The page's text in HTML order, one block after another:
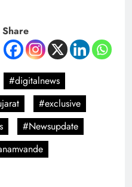
Share
#digitalnews
#exclusive
#Newsupdate